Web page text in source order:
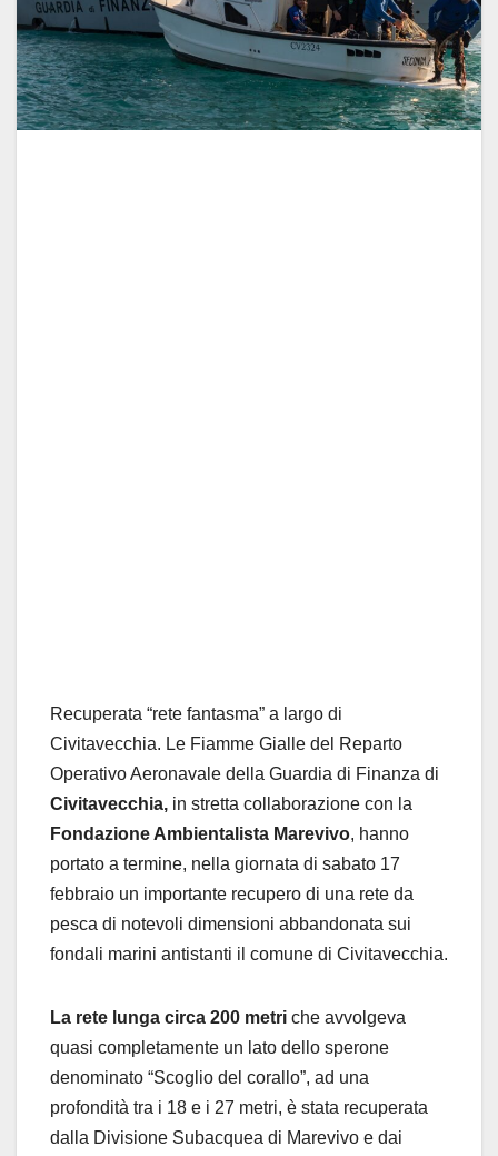
Recuperata “rete fantasma” a largo di
Civitavecchia. Le Fiamme Gialle del Reparto
Operativo Aeronavale della Guardia di Finanza di
Civitavecchia, in stretta collaborazione con la
Fondazione Ambientalista Marevivo, hanno
portato a termine, nella giornata di sabato 17
febbraio un importante recupero di una rete da
pesca di notevoli dimensioni abbandonata sui
fondali marini antistanti il comune di Civitavecchia.
La rete lunga circa 200 metri che avvolgeva
quasi completamente un lato dello sperone
denominato “Scoglio del corallo”, ad una
profondità tra i 18 e i 27 metri, è stata recuperata
dalla Divisione Subacquea di Marevivo e dai